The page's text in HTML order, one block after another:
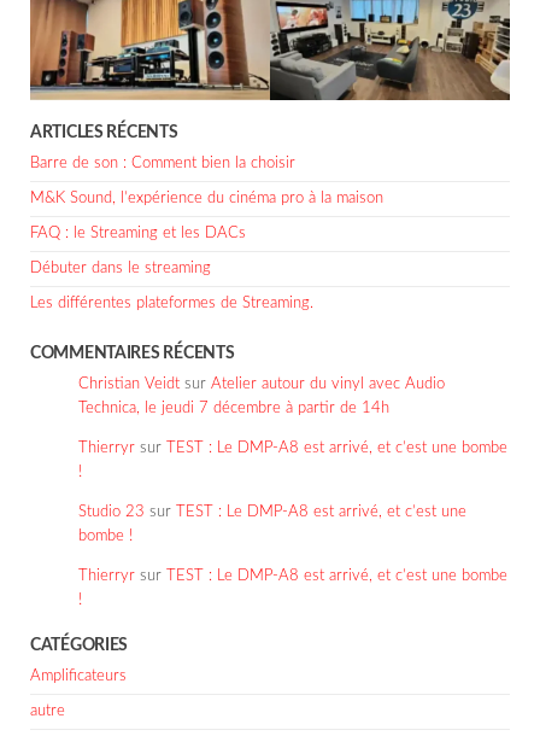
ARTICLES RÉCENTS
Barre de son : Comment bien la choisir
M&K Sound, l’expérience du cinéma pro à la maison
FAQ : le Streaming et les DACs
Débuter dans le streaming
Les différentes plateformes de Streaming.
COMMENTAIRES RÉCENTS
Christian Veidt sur Atelier autour du vinyl avec Audio
Technica, le jeudi 7 décembre à partir de 14h
Thierryr sur
TEST : Le DMP-A8 est arrivé, et c’est une bombe
!
Studio 23 sur
TEST : Le DMP-A8 est arrivé, et c’est une
bombe !
Thierryr sur
TEST : Le DMP-A8 est arrivé, et c’est une bombe
!
CATÉGORIES
Amplificateurs
autre